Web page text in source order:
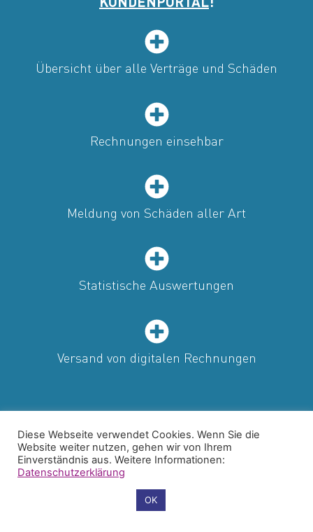
Übersicht über alle Verträge und Schäden
Rechnungen einsehbar
Meldung von Schäden aller Art
Statistische Auswertungen
Versand von digitalen Rechnungen
Diese Webseite verwendet Cookies. Wenn Sie die
Website weiter nutzen, gehen wir von Ihrem
Einverständnis aus. Weitere Informationen:
Datenschutzerklärung
OK